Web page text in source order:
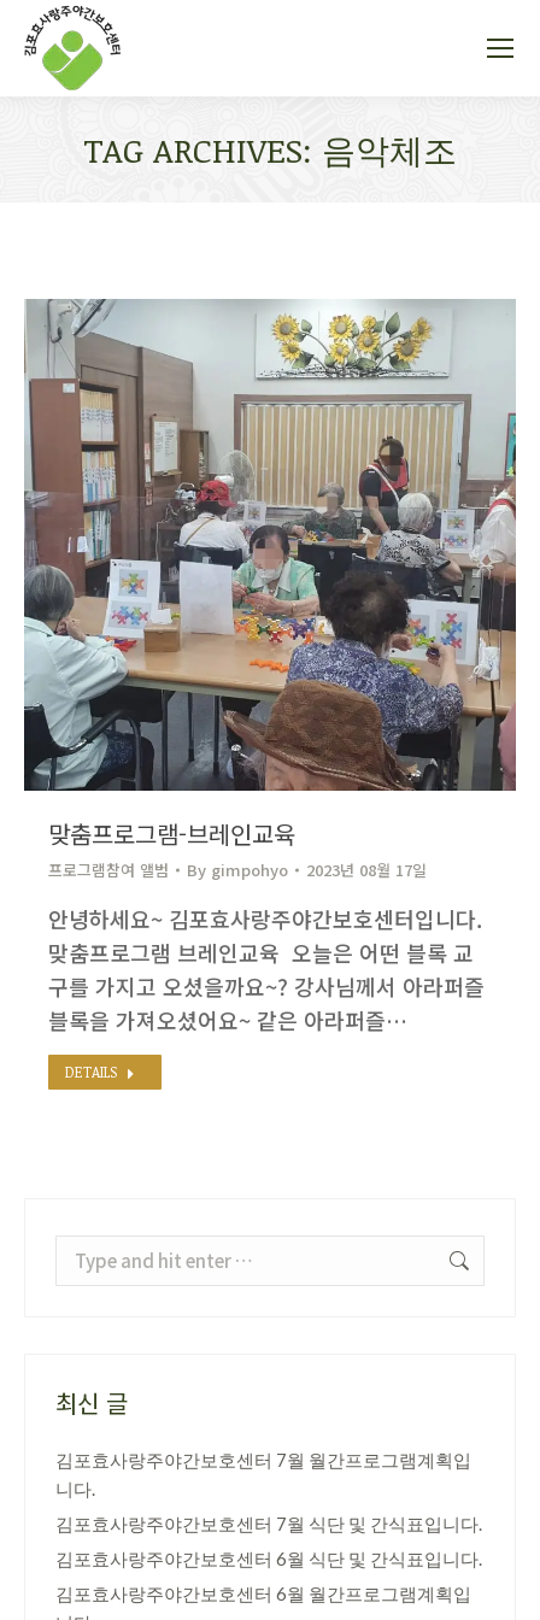
TAG ARCHIVES: 음악체조
맞춤프로그램-브레인교육
프로그램참여 앨범 By gimpohyo​ 2023년 08월 17일
안녕하세요~ 김포효사랑주야간보호센터입니다. ​
맞춤프로그램 브레인교육 ​ 오늘은 어떤 블록 교
구를 가지고 오셨을까요~? 강사님께서 아라퍼즐
블록을 가져오셨어요~ 같은 아라퍼즐…
DETAILS
Search:
최신 글
김포효사랑주야간보호센터 7월 월간프로그램계획입
니다.
김포효사랑주야간보호센터 7월 식단 및 간식표입니다.
김포효사랑주야간보호센터 6월 식단 및 간식표입니다.
김포효사랑주야간보호센터 6월 월간프로그램계획입